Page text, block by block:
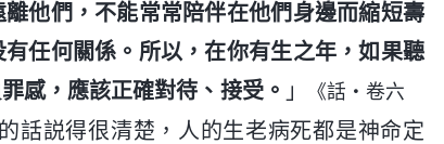
他們，不能常常陪伴在他們身邊而縮短壽
任何關係。所以，在你有生之年，如果聽
感，應該正確對待、接受。 」
《話・卷六
話説得很清楚，人的生老病死都是神命定